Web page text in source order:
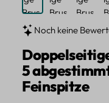
Noch keine
5
Feinspitze